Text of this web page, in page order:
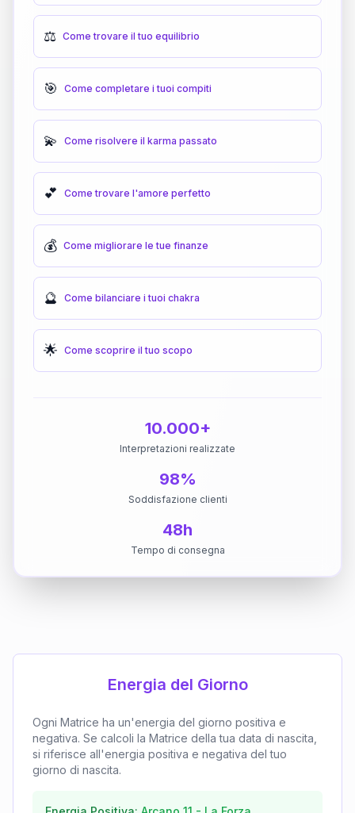
⚖️ Come trovare il tuo equilibrio
🎯 Come completare i tuoi compiti
💫 Come risolvere il karma passato
💕 Come trovare l'amore perfetto
💰 Come migliorare le tue finanze
🔮 Come bilanciare i tuoi chakra
🌟 Come scoprire il tuo scopo
10.000+
Interpretazioni realizzate
98%
Soddisfazione clienti
48h
Tempo di consegna
Energia del Giorno
Ogni Matrice ha un'energia del giorno positiva e
negativa. Se calcoli la Matrice della tua data di nascita,
si riferisce all'energia positiva e negativa del tuo
giorno di nascita.